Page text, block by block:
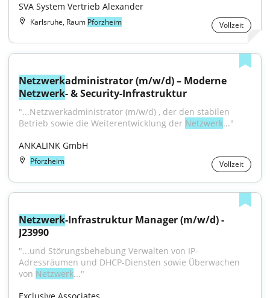
SVA System Vertrieb Alexander
Karlsruhe, Raum Pforzheim Vollzeit
Netzwerk
Netzwerk- & Security-Infrastruktur
"...Netzwerkadministrator (m/w/d) , der den stabilen
Betrieb sowie die Weiterentwicklung der Netzwerk..."
ANKALINK GmbH
Pforzheim Vollzeit
Netzwerk-Infrastruktur Manager (m/w/d) -
J23990
"...und Störungsbehebung Verwalten von IP-
Adressräumen und DHCP-Diensten sowie Überwachen
von Netzwerk..."